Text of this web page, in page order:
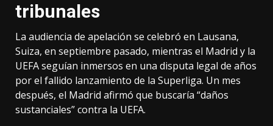
tribunales
La audiencia de apelación se celebró en Lausana,
Suiza, en septiembre pasado, mientras el Madrid y la
UEFA seguían inmersos en una disputa legal de años
por el fallido lanzamiento de la Superliga. Un mes
después, el Madrid afirmó que buscaría “daños
sustanciales” contra la UEFA.